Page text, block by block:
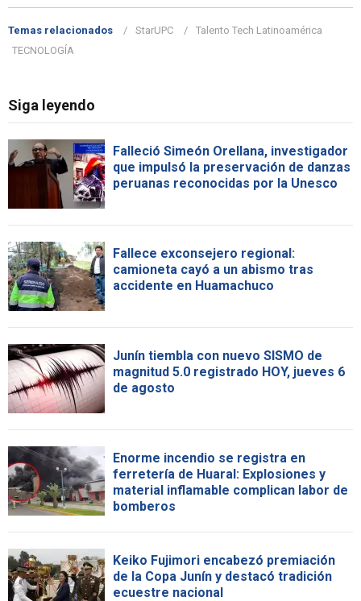
Temas relacionados StarUPC
Talento Tech Latinoamérica
TECNOLOGÍA
Siga leyendo
Falleció Simeón Orellana, investigador
que impulsó la preservación de danzas
peruanas reconocidas por la Unesco
Fallece exconsejero regional:
camioneta cayó a un abismo tras
accidente en Huamachuco
Junín tiembla con nuevo SISMO de
magnitud 5.0 registrado HOY, jueves 6
de agosto
Enorme incendio se registra en
ferretería de Huaral: Explosiones y
material inflamable complican labor de
bomberos
Keiko Fujimori encabezó premiación
de la Copa Junín y destacó tradición
ecuestre nacional